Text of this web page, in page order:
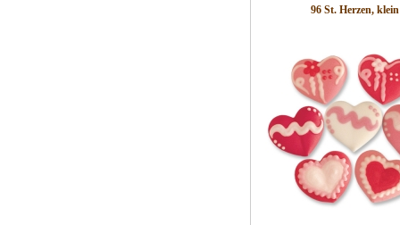
96 St. Herzen, klein